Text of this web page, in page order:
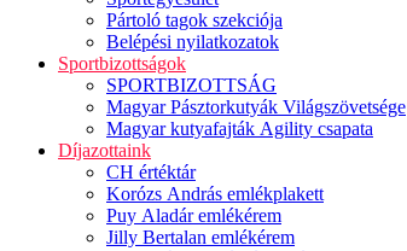
Pártoló tagok szekciója
Belépési nyilatkozatok
Sportbizottságok
SPORTBIZOTTSÁG
Magyar Pásztorkutyák Világszövetsége
Magyar kutyafajták Agility csapata
Díjazottaink
CH értéktár
Korózs András emlékplakett
Puy Aladár emlékérem
Jilly Bertalan emlékérem